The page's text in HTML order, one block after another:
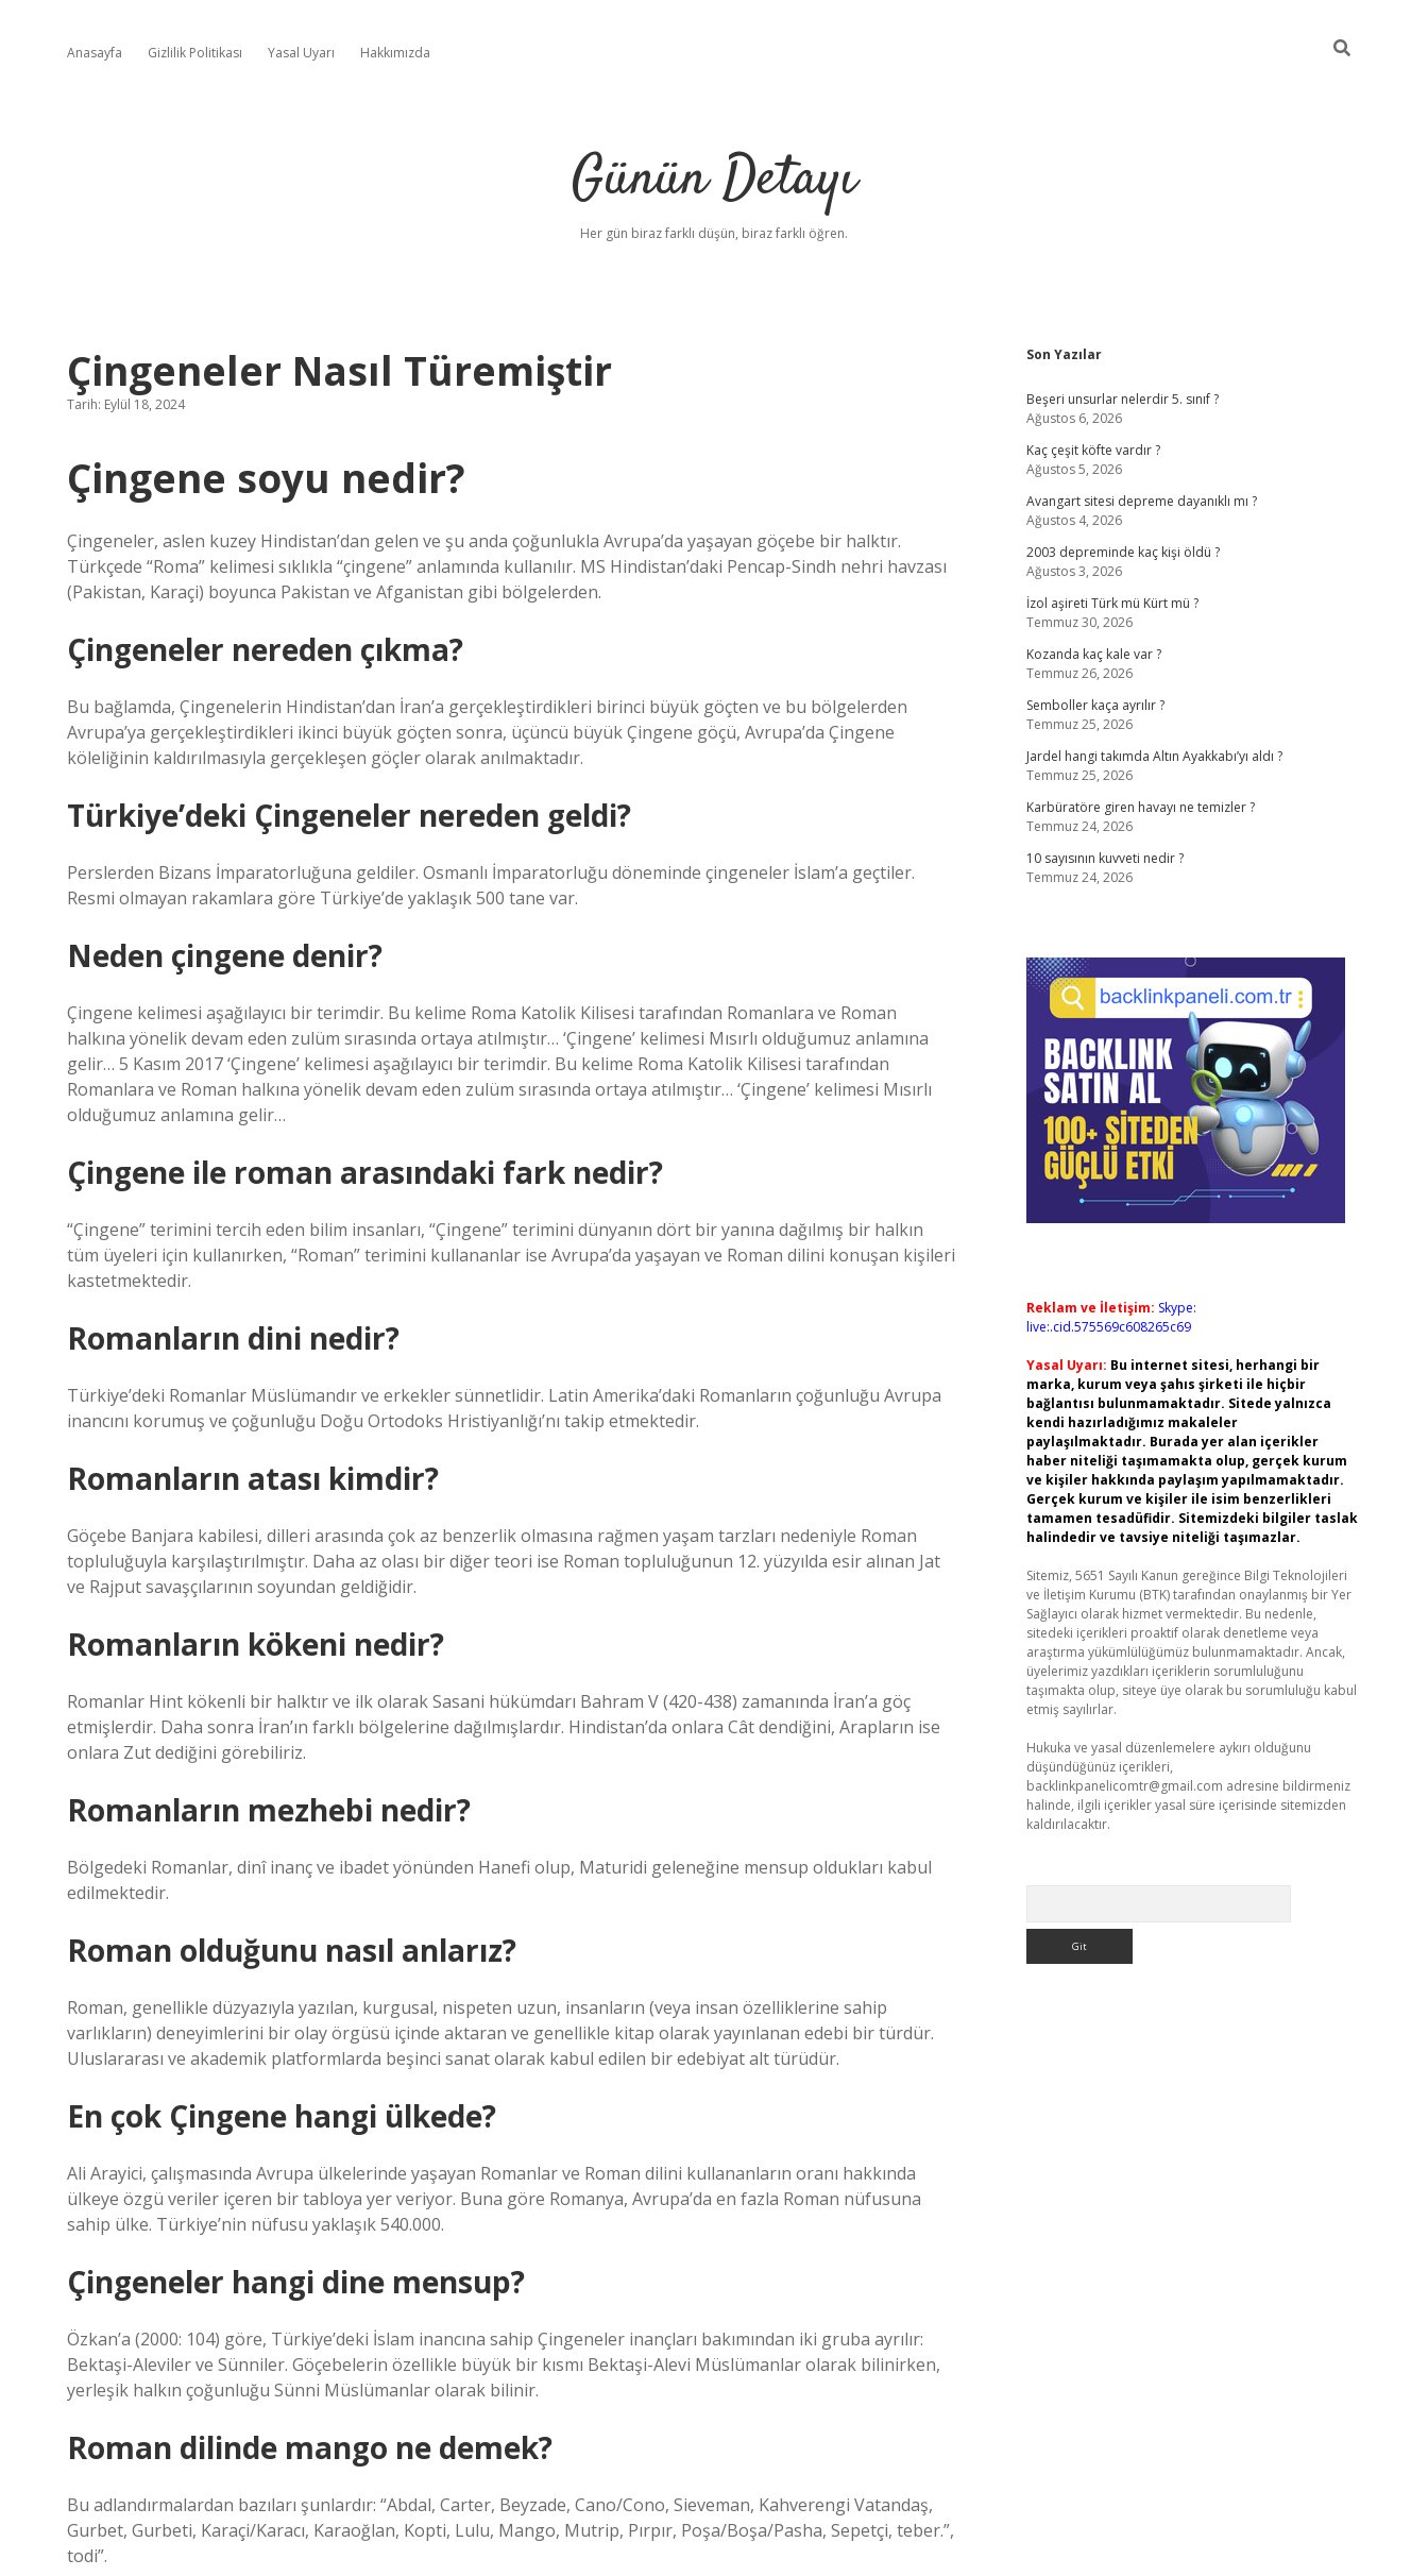
Anasayfa Gizlilik Politikası Yasal Uyarı Hakkımızda
Günün Detayı
Her gün biraz farklı düşün, biraz farklı öğren.
Çingeneler Nasıl Türemiştir
Tarih: Eylül 18, 2024
Çingene soyu nedir?
Çingeneler, aslen kuzey Hindistan’dan gelen ve şu anda çoğunlukla Avrupa’da yaşayan göçebe bir halktır.
Türkçede “Roma” kelimesi sıklıkla “çingene” anlamında kullanılır. MS Hindistan’daki Pencap-Sindh nehri havzası
(Pakistan, Karaçi) boyunca Pakistan ve Afganistan gibi bölgelerden.
Çingeneler nereden çıkma?
Bu bağlamda, Çingenelerin Hindistan’dan İran’a gerçekleştirdikleri birinci büyük göçten ve bu bölgelerden
Avrupa’ya gerçekleştirdikleri ikinci büyük göçten sonra, üçüncü büyük Çingene göçü, Avrupa’da Çingene
köleliğinin kaldırılmasıyla gerçekleşen göçler olarak anılmaktadır.
Türkiye’deki Çingeneler nereden geldi?
Perslerden Bizans İmparatorluğuna geldiler. Osmanlı İmparatorluğu döneminde çingeneler İslam’a geçtiler.
Resmi olmayan rakamlara göre Türkiye’de yaklaşık 500 tane var.
Neden çingene denir?
Çingene kelimesi aşağılayıcı bir terimdir. Bu kelime Roma Katolik Kilisesi tarafından Romanlara ve Roman
halkına yönelik devam eden zulüm sırasında ortaya atılmıştır… ‘Çingene’ kelimesi Mısırlı olduğumuz anlamına
gelir… 5 Kasım 2017 ‘Çingene’ kelimesi aşağılayıcı bir terimdir. Bu kelime Roma Katolik Kilisesi tarafından
Romanlara ve Roman halkına yönelik devam eden zulüm sırasında ortaya atılmıştır… ‘Çingene’ kelimesi Mısırlı
olduğumuz anlamına gelir…
Çingene ile roman arasındaki fark nedir?
“Çingene” terimini tercih eden bilim insanları, “Çingene” terimini dünyanın dört bir yanına dağılmış bir halkın
tüm üyeleri için kullanırken, “Roman” terimini kullananlar ise Avrupa’da yaşayan ve Roman dilini konuşan kişileri
kastetmektedir.
Romanların dini nedir?
Türkiye’deki Romanlar Müslümandır ve erkekler sünnetlidir. Latin Amerika’daki Romanların çoğunluğu Avrupa
inancını korumuş ve çoğunluğu Doğu Ortodoks Hristiyanlığı’nı takip etmektedir.
Romanların atası kimdir?
Göçebe Banjara kabilesi, dilleri arasında çok az benzerlik olmasına rağmen yaşam tarzları nedeniyle Roman
topluluğuyla karşılaştırılmıştır. Daha az olası bir diğer teori ise Roman topluluğunun 12. yüzyılda esir alınan Jat
ve Rajput savaşçılarının soyundan geldiğidir.
Romanların kökeni nedir?
Romanlar Hint kökenli bir halktır ve ilk olarak Sasani hükümdarı Bahram V (420-438) zamanında İran’a göç
etmişlerdir. Daha sonra İran’ın farklı bölgelerine dağılmışlardır. Hindistan’da onlara Cât dendiğini, Arapların ise
onlara Zut dediğini görebiliriz.
Romanların mezhebi nedir?
Bölgedeki Romanlar, dinî inanç ve ibadet yönünden Hanefi olup, Maturidi geleneğine mensup oldukları kabul
edilmektedir.
Roman olduğunu nasıl anlarız?
Roman, genellikle düzyazıyla yazılan, kurgusal, nispeten uzun, insanların (veya insan özelliklerine sahip
varlıkların) deneyimlerini bir olay örgüsü içinde aktaran ve genellikle kitap olarak yayınlanan edebi bir türdür.
Uluslararası ve akademik platformlarda beşinci sanat olarak kabul edilen bir edebiyat alt türüdür.
En çok Çingene hangi ülkede?
Ali Arayici, çalışmasında Avrupa ülkelerinde yaşayan Romanlar ve Roman dilini kullananların oranı hakkında
ülkeye özgü veriler içeren bir tabloya yer veriyor. Buna göre Romanya, Avrupa’da en fazla Roman nüfusuna
sahip ülke. Türkiye’nin nüfusu yaklaşık 540.000.
Çingeneler hangi dine mensup?
Özkan’a (2000: 104) göre, Türkiye’deki İslam inancına sahip Çingeneler inançları bakımından iki gruba ayrılır:
Bektaşi-Aleviler ve Sünniler. Göçebelerin özellikle büyük bir kısmı Bektaşi-Alevi Müslümanlar olarak bilinirken,
yerleşik halkın çoğunluğu Sünni Müslümanlar olarak bilinir.
Roman dilinde mango ne demek?
Bu adlandırmalardan bazıları şunlardır: “Abdal, Carter, Beyzade, Cano/Cono, Sieveman, Kahverengi Vatandaş,
Gurbet, Gurbeti, Karaçi/Karacı, Karaoğlan, Kopti, Lulu, Mango, Mutrip, Pırpır, Poşa/Boşa/Pasha, Sepetçi, teber.”,
todi”.
Sidebar
Son Yazılar
Beşeri unsurlar nelerdir 5. sınıf ?
Ağustos 6, 2026
Kaç çeşit köfte vardır ?
Ağustos 5, 2026
Avangart sitesi depreme dayanıklı mı ?
Ağustos 4, 2026
2003 depreminde kaç kişi öldü ?
Ağustos 3, 2026
İzol aşireti Türk mü Kürt mü ?
Temmuz 30, 2026
Kozanda kaç kale var ?
Temmuz 26, 2026
Semboller kaça ayrılır ?
Temmuz 25, 2026
Jardel hangi takımda Altın Ayakkabı’yı aldı ?
Temmuz 25, 2026
Karbüratöre giren havayı ne temizler ?
Temmuz 24, 2026
10 sayısının kuvveti nedir ?
Temmuz 24, 2026
Reklam ve İletişim: Skype:
live:.cid.575569c608265c69
Yasal Uyarı: Bu internet sitesi, herhangi bir
marka, kurum veya şahıs şirketi ile hiçbir
bağlantısı bulunmamaktadır. Sitede yalnızca
kendi hazırladığımız makaleler
paylaşılmaktadır. Burada yer alan içerikler
haber niteliği taşımamakta olup, gerçek kurum
ve kişiler hakkında paylaşım yapılmamaktadır.
Gerçek kurum ve kişiler ile isim benzerlikleri
tamamen tesadüfidir. Sitemizdeki bilgiler taslak
halindedir ve tavsiye niteliği taşımazlar.
Sitemiz, 5651 Sayılı Kanun gereğince Bilgi Teknolojileri
ve İletişim Kurumu (BTK) tarafından onaylanmış bir Yer
Sağlayıcı olarak hizmet vermektedir. Bu nedenle,
sitedeki içerikleri proaktif olarak denetleme veya
araştırma yükümlülüğümüz bulunmamaktadır. Ancak,
üyelerimiz yazdıkları içeriklerin sorumluluğunu
taşımakta olup, siteye üye olarak bu sorumluluğu kabul
etmiş sayılırlar.
Hukuka ve yasal düzenlemelere aykırı olduğunu
düşündüğünüz içerikleri,
backlinkpanelicomtr@gmail.com adresine bildirmeniz
halinde, ilgili içerikler yasal süre içerisinde sitemizden
kaldırılacaktır.